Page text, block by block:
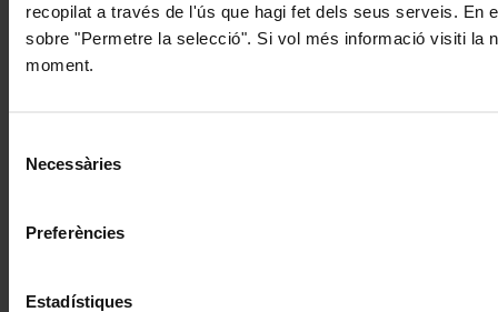
recopilat a través de l'ús que hagi fet dels seus serveis. En
sobre "Permetre la selecció". Si vol més informació visiti la
moment.
Necessàries
Preferències
Estadístiques